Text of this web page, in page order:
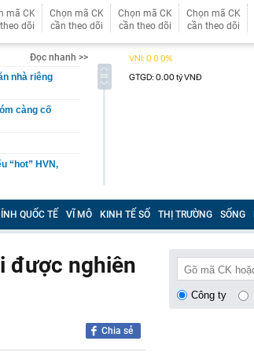
mã CK
dõi
Chọn mã CK
cần theo dõi
Chọn mã CK
cần theo dõi
Chọn mã CK
cần theo dõi
Đọc nhanh >>
nhà riêng
càng cố
“hot” HVN,
ròng cổ
Quốc gần 1,3
khoán
3 tháng
QUỐC TẾ VĨ MÔ KINH TẾ SỐ THỊ TRƯỜNG SỐNG
được nghiên
Chia sẻ
Công ty